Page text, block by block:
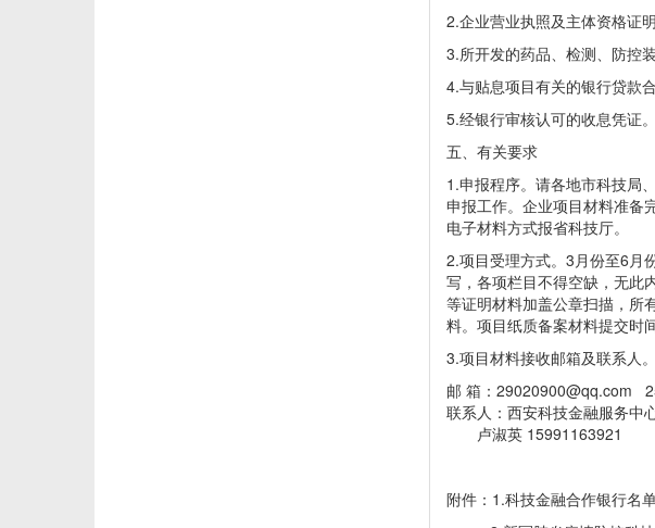
2.企业营业执照及主体资格证
3.所开发的药品、检测、防控
4.与贴息项目有关的银行贷款
5.经银行审核认可的收息凭证。
五、有关要求
1.申报程序。请各地市科技局
申报工作。企业项目材料准备
电子材料方式报省科技厅。
2.项目受理方式。3月份至6月
写，各项栏目不得空缺，无此
等证明材料加盖公章扫描，所
料。项目纸质备案材料提交时
3.项目材料接收邮箱及联系人。
邮 箱：29020900@qq.com
联系人：西安科技金融服务中
卢淑英 15991163921
附件：1.科技金融合作银行名